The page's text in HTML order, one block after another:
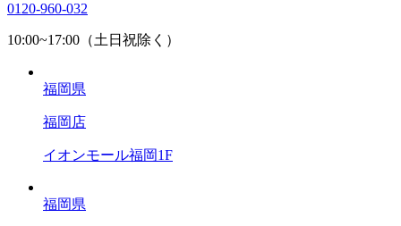
0120-960-032
10:00~17:00（土日祝除く）
福岡県
福岡店
イオンモール福岡1F
福岡県